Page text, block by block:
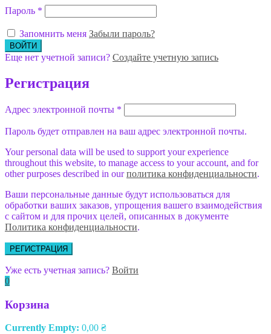
Пароль *
Запомнить меня Забыли пароль?
Еще нет учетной записи? Создайте учетную запись
Регистрация
Адрес электронной почты *
Пароль будет отправлен на ваш адрес электронной почты.
Your personal data will be used to support your experience
throughout this website, to manage access to your account, and for
other purposes described in ourполитика конфиденциальности.
Ваши персональные данные будут использоваться для
обработки ваших заказов, упрощения вашего взаимодействия
с сайтом и для прочих целей, описанных в документе
Политика конфиденциальности.
РЕГИСТРАЦИЯ
Уже есть учетная запись? Войти
0
Корзина
Currently Empty: 0,00 ₴